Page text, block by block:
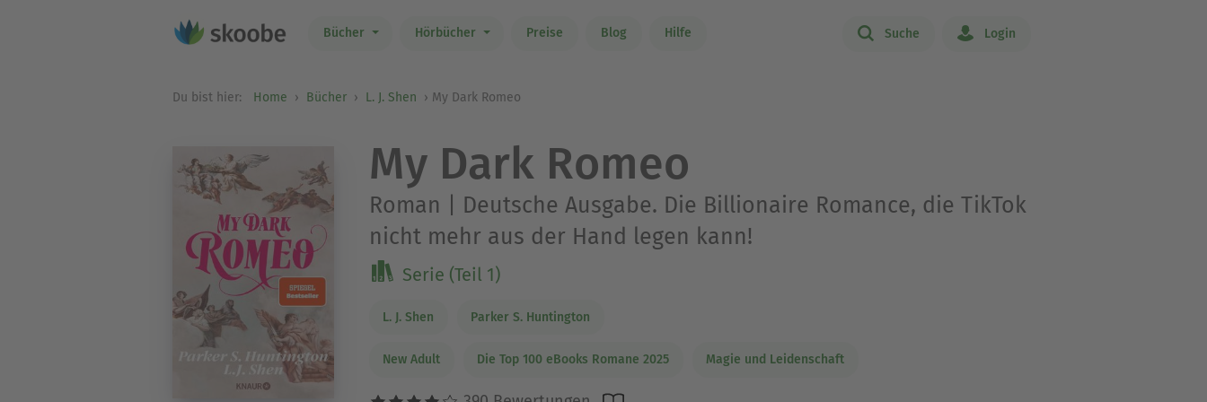
Bücher Hörbücher Preise Blog Hilfe Suche Login
Du bist hier: Home Bücher L. J. Shen My Dark Romeo
My Dark Romeo
Roman | Deutsche Ausgabe. Die Billionaire Romance, die TikTok
nicht mehr aus der Hand legen kann!
Serie (Teil 1)
L. J. Shen Parker S. Huntington
New Adult Die Top 100 eBooks Romane 2025 Magie und Leidenschaft